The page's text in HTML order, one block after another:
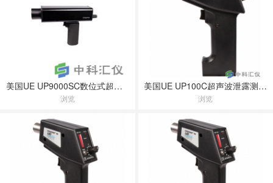
美国UE UP9000SC数位式超声波泄漏检测仪
浏览
美国UE UP100C超声波泄露测试仪
浏览